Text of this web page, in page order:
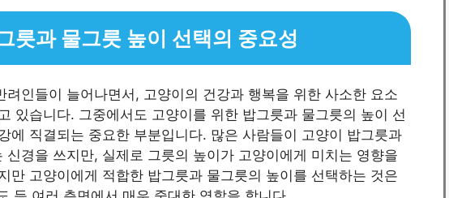
릇과 물그릇 높이 선택의 중요성
려인들이 늘어나면서, 고양이의 건강과 행복을 위한 사소한 요소
있습니다. 그중에서도 고양이를 위한 밥그릇과 물그릇의 높이 선
에 직결되는 중요한 부분입니다. 많은 사람들이 고양이 밥그릇과
신경을 쓰지만, 실제로 그릇의 높이가 고양이에게 미치는 영향을
만 고양이에게 적합한 밥그릇과 물그릇의 높이를 선택하는 것은